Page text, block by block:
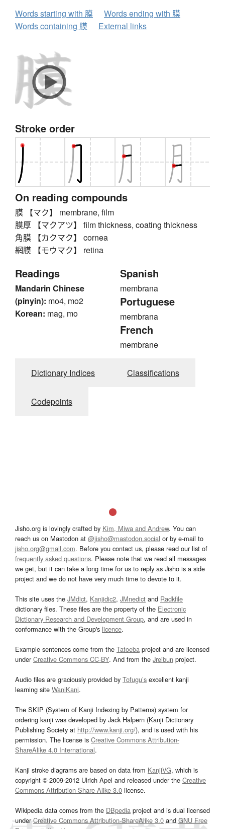
Words starting with 膜
Words ending with 膜
Words containing 膜
External links
Stroke order
On reading compounds
膜 【マク】 membrane, film
膜厚 【マクアツ】 film thickness, coating thickness
角膜 【カクマク】 cornea
網膜 【モウマク】 retina
Readings
Mandarin Chinese
(pinyin): mo4, mo2
Korean: mag, mo
Spanish
membrana
Portuguese
membrana
French
membrane
Dictionary Indices Classifications
Codepoints
Jisho.org is lovingly crafted by Kim, Miwa and Andrew. You can
reach us on Mastodon at @jisho@mastodon.social or by e-mail to
jisho.org@gmail.com. Before you contact us, please read our list of
frequently asked questions. Please note that we read all messages
we get, but it can take a long time for us to reply as Jisho is a side
project and we do not have very much time to devote to it.
This site uses the JMdict, Kanjidic2, JMnedict and Radkfile
dictionary files. These files are the property of the Electronic
Dictionary Research and Development Group, and are used in
conformance with the Group's licence.
Example sentences come from the Tatoeba project and are licensed
underCreative Commons CC-BY. And from the Jreibun project.
Audio files are graciously provided by Tofugu’s excellent kanji
learning site WaniKani.
The SKIP (System of Kanji Indexing by Patterns) system for
ordering kanji was developed by Jack Halpern (Kanji Dictionary
Publishing Society at http://www.kanji.org/), and is used with his
permission. The license is Creative Commons Attribution-
ShareAlike 4.0 International.
Kanji stroke diagrams are based on data from KanjiVG, which is
copyright © 2009-2012 Ulrich Apel and released under the Creative
Commons Attribution-Share Alike 3.0 license.
Wikipedia data comes from the DBpedia project and is dual licensed
underCreative Commons Attribution-ShareAlike 3.0and GNU Free